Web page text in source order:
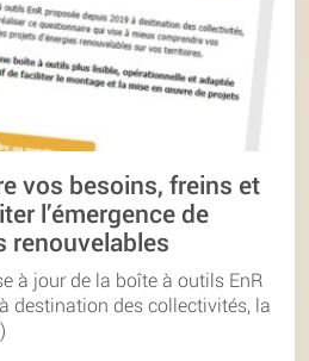
vos besoins, freins et
l’émergence de
renouvelables
à jour de la boîte à outils EnR
destination des collectivités, la